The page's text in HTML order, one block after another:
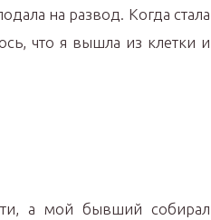
на развод. Когда стала
что я вышла из клетки и
а мой бывший собирал